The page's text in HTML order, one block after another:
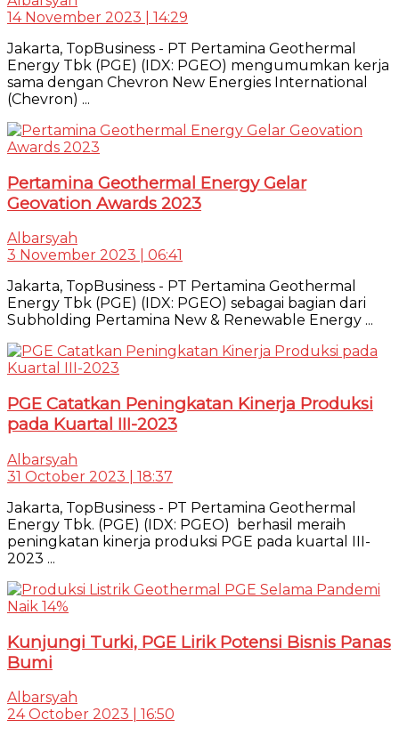
14 November 2023 | 14:29
Jakarta, TopBusiness - PT Pertamina Geothermal
Energy Tbk (PGE) (IDX: PGEO) mengumumkan kerja
sama dengan Chevron New Energies International
(Chevron) ...
Pertamina Geothermal Energy Gelar
Geovation Awards 2023
Albarsyah
3 November 2023 | 06:41
Jakarta, TopBusiness - PT Pertamina Geothermal
Energy Tbk (PGE) (IDX: PGEO) sebagai bagian dari
Subholding Pertamina New & Renewable Energy ...
PGE Catatkan Peningkatan Kinerja Produksi
pada Kuartal III-2023
Albarsyah
31 October 2023 | 18:37
Jakarta, TopBusiness - PT Pertamina Geothermal
Energy Tbk. (PGE) (IDX: PGEO) berhasil meraih
peningkatan kinerja produksi PGE pada kuartal III-
2023 ...
Kunjungi Turki, PGE Lirik Potensi Bisnis Panas
Bumi
Albarsyah
24 October 2023 | 16:50